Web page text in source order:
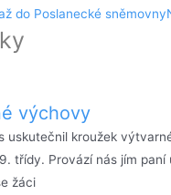
do Poslanecké sněmovny
výchovy
uskutečnil kroužek
třídy. Provází nás jím paní
žáci